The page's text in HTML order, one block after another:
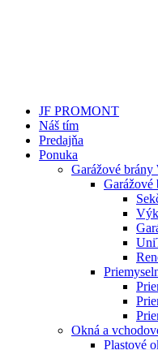
JF PROMONT
Náš tím
Predajňa
Ponuka
Garážové
Okná a
Plastové